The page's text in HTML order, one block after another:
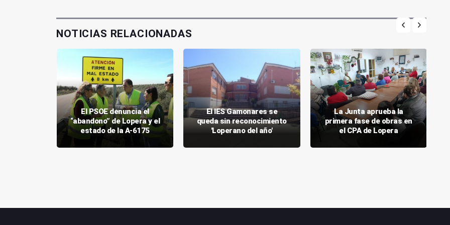
NOTICIAS RELACIONADAS
El PSOE denuncia el
“abandono” de Lopera y el
estado de la A-6175
El IES Gamonares se
queda sin reconocimiento
'Loperano del año'
La Junta aprueba la
primera fase de obras en
el CPA de Lopera